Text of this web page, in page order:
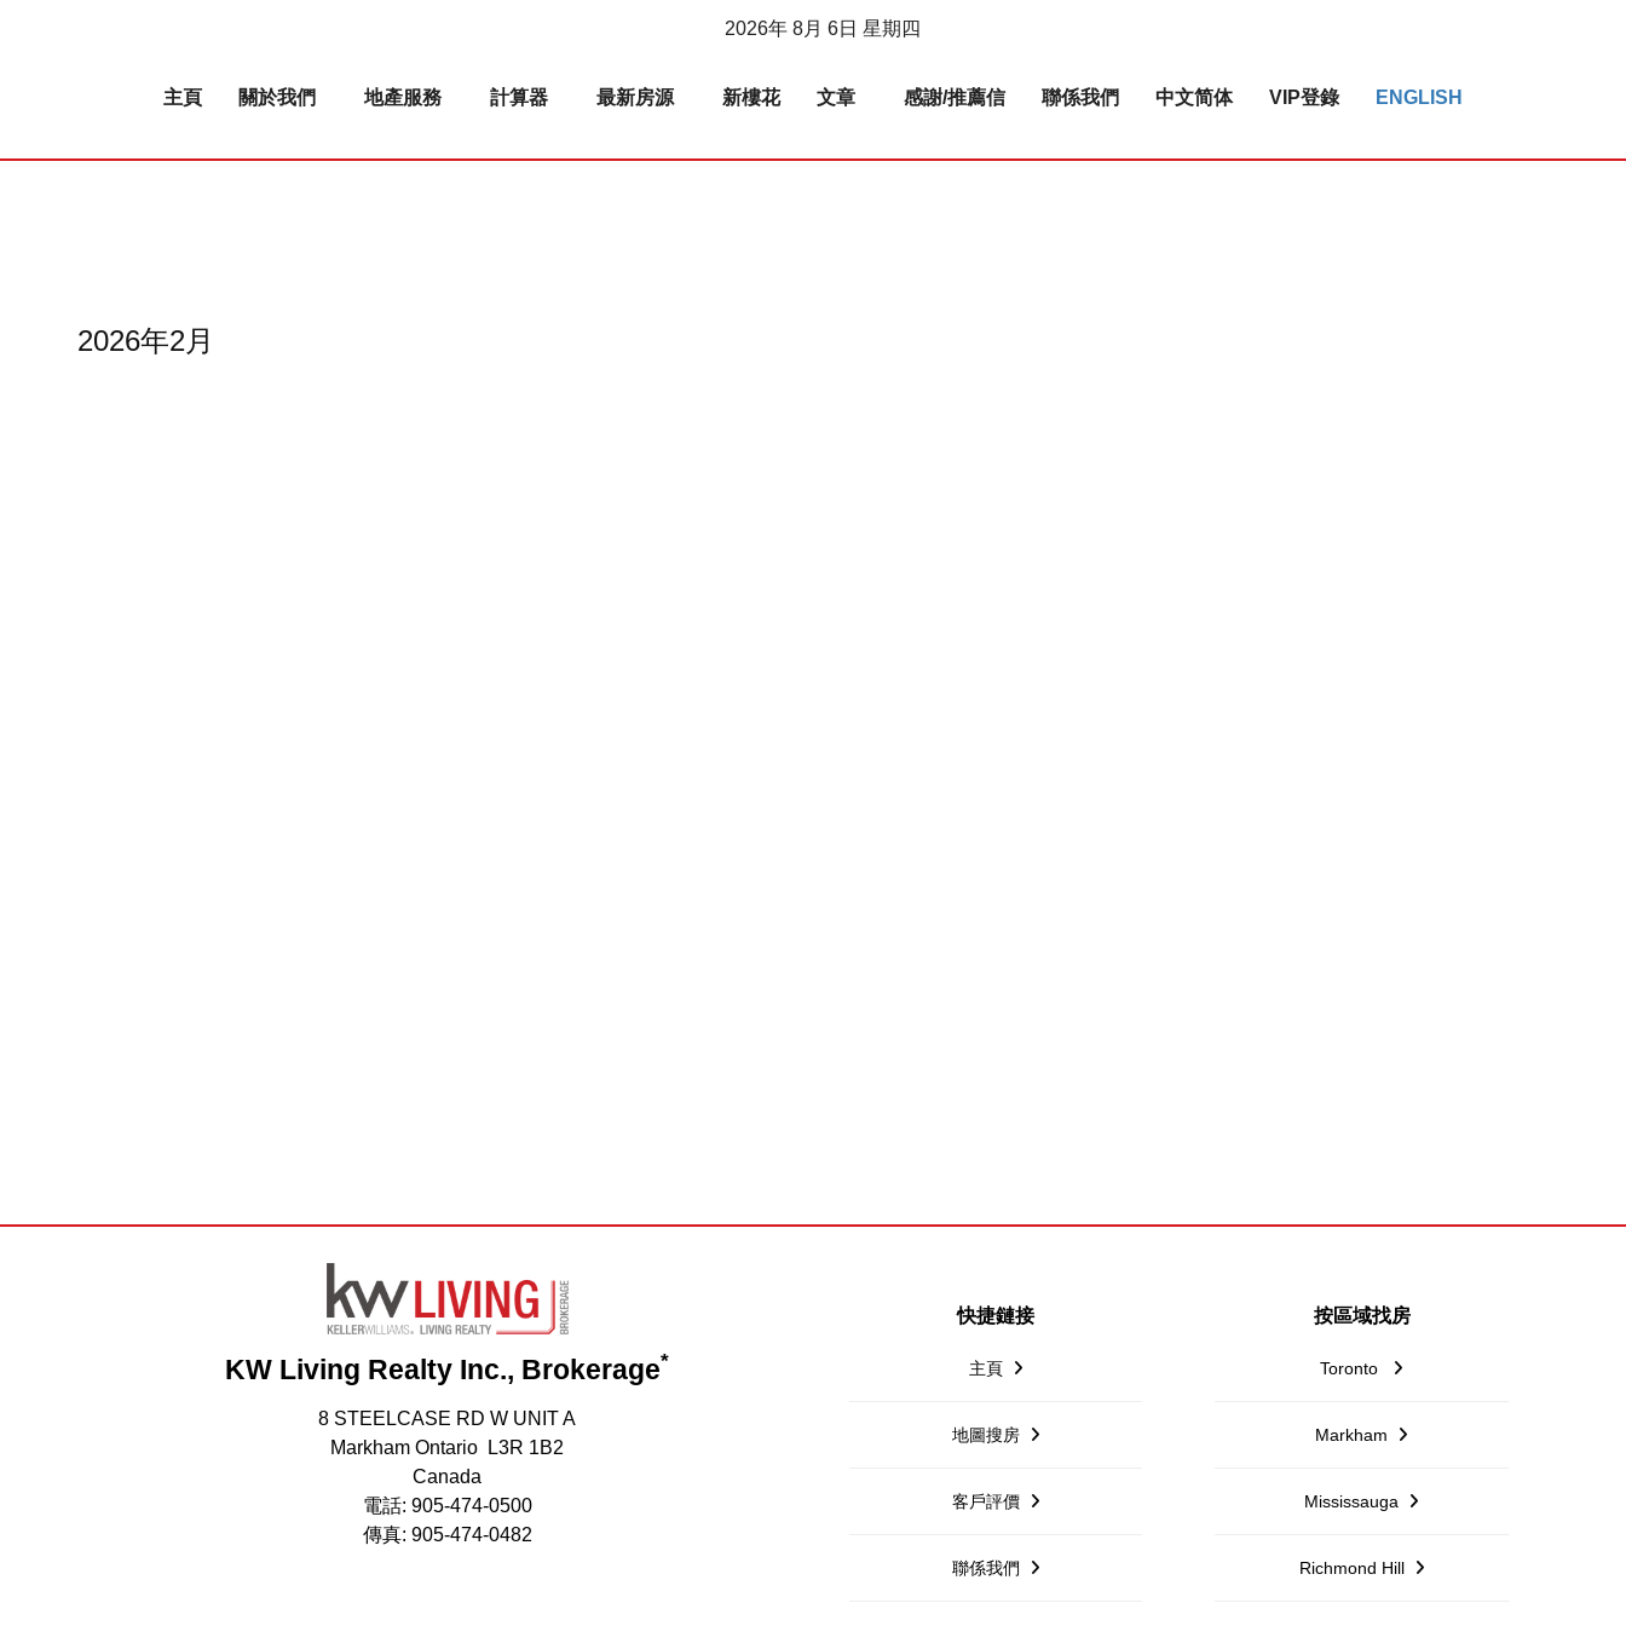
2026年 8月 6日 星期四
主頁 關於我們 地產服務 計算器 最新房源 新樓花 文章 感謝/推薦信 聯係我們 中文简体 VIP登錄 ENGLISH
2026年2月
KW Living Realty Inc., Brokerage*
8 STEELCASE RD W UNIT A
Markham Ontario L3R 1B2
Canada
電話: 905-474-0500
傳真: 905-474-0482
快捷鏈接
主頁
地圖搜房
客戶評價
聯係我們
按區域找房
Toronto
Markham
Mississauga
Richmond Hill